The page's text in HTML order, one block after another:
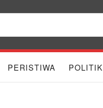
PERISTIWA POLITIK